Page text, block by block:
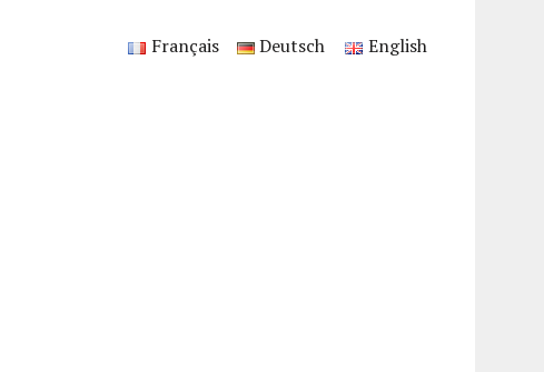
English
Deutsch
Français